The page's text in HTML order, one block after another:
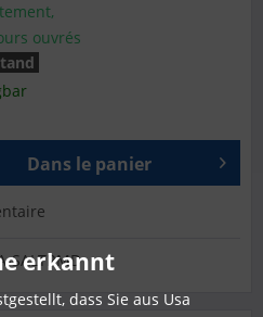
ouvrés
Dans le panier
SALTRMD
erkannt
dass Sie aus Usa